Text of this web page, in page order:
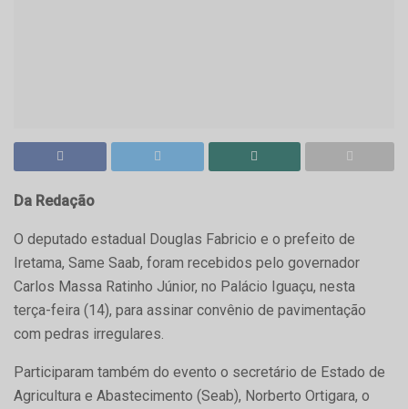
Da Redação
O deputado estadual Douglas Fabricio e o prefeito de
Iretama, Same Saab, foram recebidos pelo governador
Carlos Massa Ratinho Júnior, no Palácio Iguaçu, nesta
terça-feira (14), para assinar convênio de pavimentação
com pedras irregulares.
Participaram também do evento o secretário de Estado de
Agricultura e Abastecimento (Seab), Norberto Ortigara, o